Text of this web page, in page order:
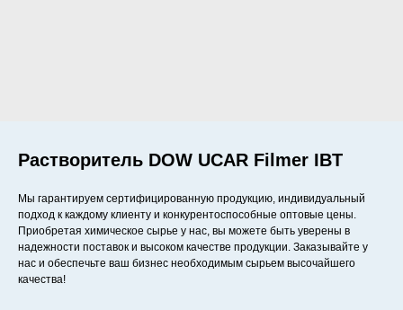
Растворитель DOW UCAR Filmer IBT
Мы гарантируем сертифицированную продукцию, индивидуальный
подход к каждому клиенту и конкурентоспособные оптовые цены.
Приобретая химическое сырье у нас, вы можете быть уверены в
надежности поставок и высоком качестве продукции. Заказывайте у
нас и обеспечьте ваш бизнес необходимым сырьем высочайшего
качества!